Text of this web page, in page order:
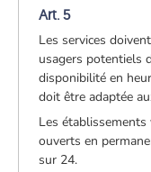
Art. 5
Les services
usagers potentiels
disponibilité en
doit être adaptée
Les
ouverts en
sur 24.